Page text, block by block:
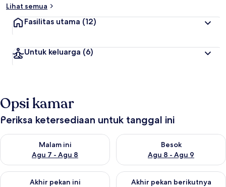
Lihat semua
Fasilitas utama (12)
Untuk keluarga (6)
Opsi kamar
Periksa ketersediaan untuk tanggal ini
Malam ini
Agu 7 - Agu 8
Periksa ketersediaan untuk malam ini Agu 7 - Agu 8
Besok
Agu 8 - Agu 9
Periksa ketersediaan untuk
Akhir pekan ini
Periksa ketersediaan untuk akhir pekan ini Agu 7 - Agu 9
Akhir pekan berikutnya
Periksa ketersediaan untuk